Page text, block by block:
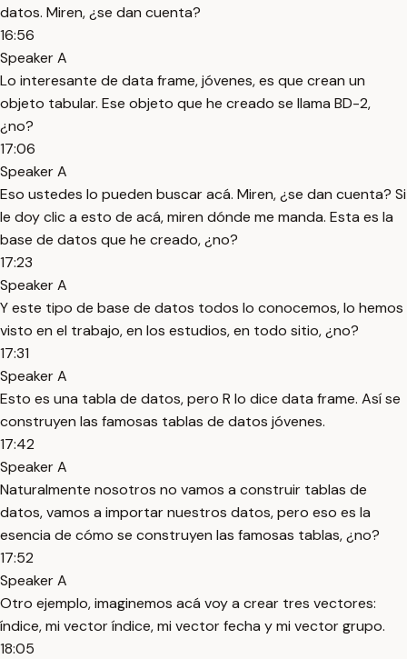
datos. Miren, ¿se dan cuenta?
16:56
Speaker A
Lo interesante de data frame, jóvenes, es que crean un
objeto tabular. Ese objeto que he creado se llama BD-2,
¿no?
17:06
Speaker A
Eso ustedes lo pueden buscar acá. Miren, ¿se dan cuenta? Si
le doy clic a esto de acá, miren dónde me manda. Esta es la
base de datos que he creado, ¿no?
17:23
Speaker A
Y este tipo de base de datos todos lo conocemos, lo hemos
visto en el trabajo, en los estudios, en todo sitio, ¿no?
17:31
Speaker A
Esto es una tabla de datos, pero R lo dice data frame. Así se
construyen las famosas tablas de datos jóvenes.
17:42
Speaker A
Naturalmente nosotros no vamos a construir tablas de
datos, vamos a importar nuestros datos, pero eso es la
esencia de cómo se construyen las famosas tablas, ¿no?
17:52
Speaker A
Otro ejemplo, imaginemos acá voy a crear tres vectores:
índice, mi vector índice, mi vector fecha y mi vector grupo.
18:05